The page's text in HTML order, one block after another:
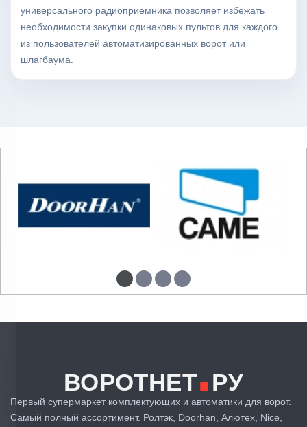
универсального радиоприемника позволяет избежать
необходимости закупки одинаковых пультов для каждого
из пользователей автоматизированных ворот или
шлагбаума.
ВОРОТНЕТ.РУ
Первый супермаркет комплектующих и автоматики для ворот.
Самый полный ассортимент. Ролтэк, Doorhan, Алютех, Nice,